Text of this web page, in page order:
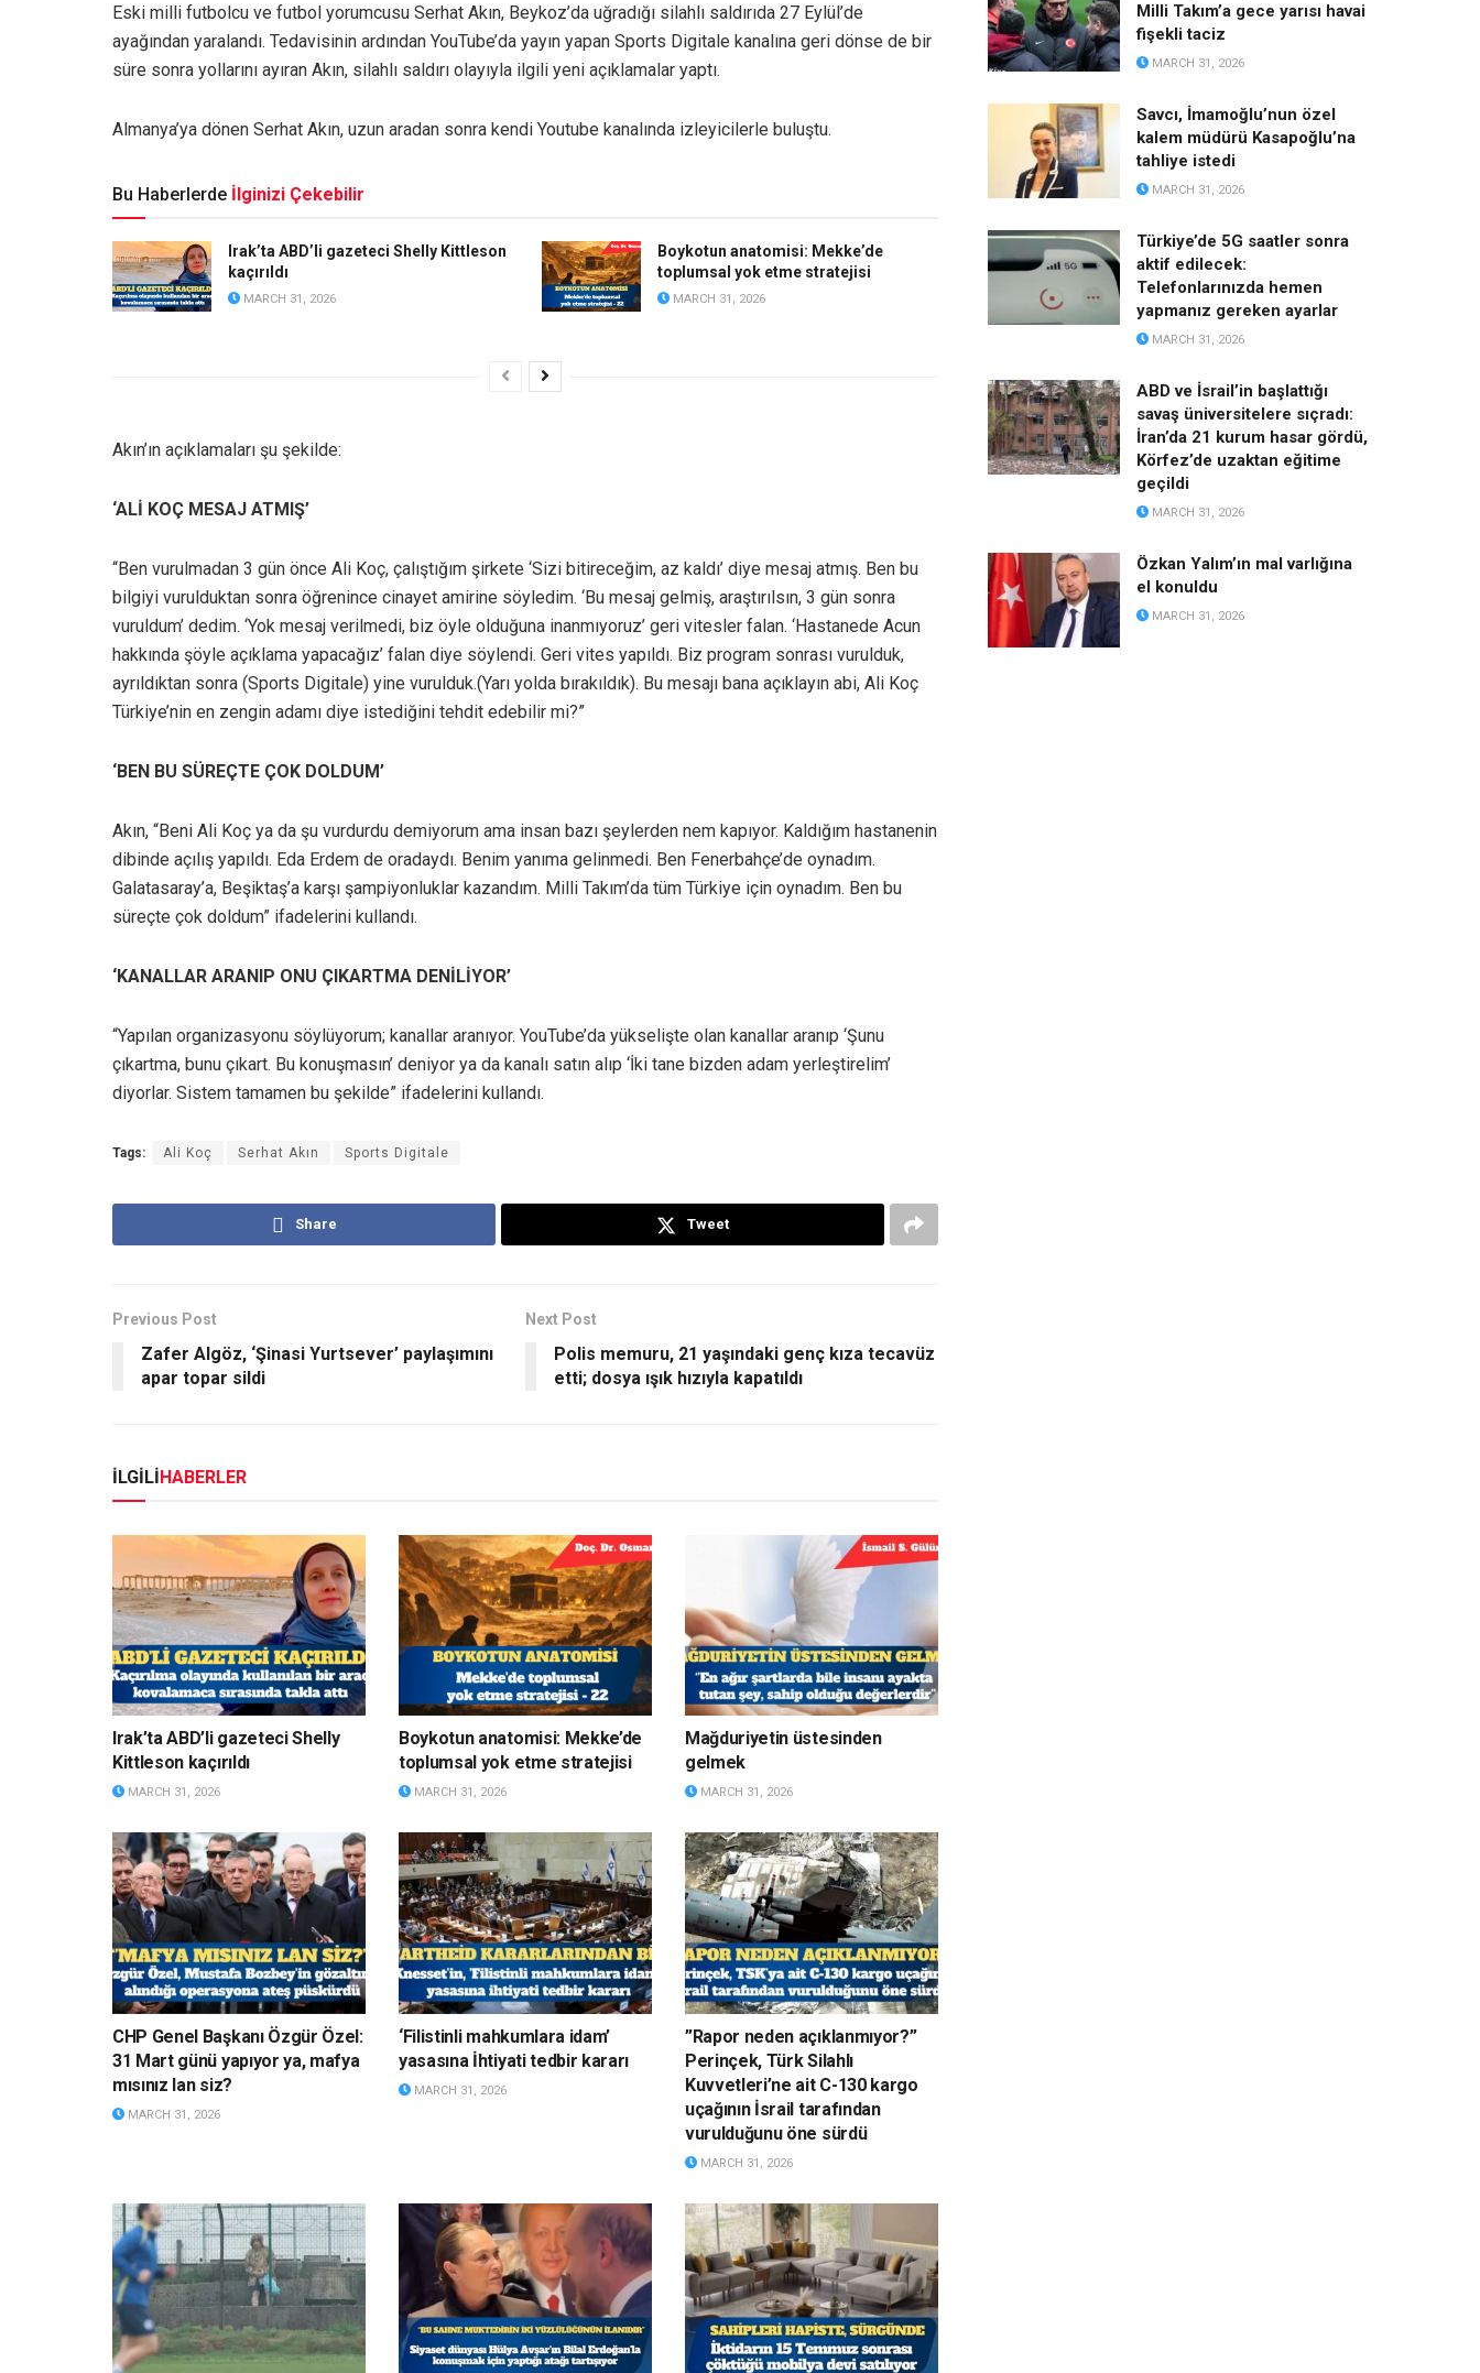
Eski milli futbolcu ve futbol yorumcusu Serhat Akın, Beykoz’da uğradığı silahlı saldırıda 27 Eylül’de
ayağından yaralandı. Tedavisinin ardından YouTube’da yayın yapan Sports Digitale kanalına geri dönse de bir
süre sonra yollarını ayıran Akın, silahlı saldırı olayıyla ilgili yeni açıklamalar yaptı.
Almanya’ya dönen Serhat Akın, uzun aradan sonra kendi Youtube kanalında izleyicilerle buluştu.
Bu Haberlerde İlginizi Çekebilir
Irak’ta ABD’li gazeteci Shelly Kittleson
kaçırıldı
MARCH 31, 2026
Boykotun anatomisi: Mekke’de
toplumsal yok etme stratejisi
MARCH 31, 2026
Akın’ın açıklamaları şu şekilde:
‘ALİ KOÇ MESAJ ATMIŞ’
“Ben vurulmadan 3 gün önce Ali Koç, çalıştığım şirkete ‘Sizi bitireceğim, az kaldı’ diye mesaj atmış. Ben bu
bilgiyi vurulduktan sonra öğrenince cinayet amirine söyledim. ‘Bu mesaj gelmiş, araştırılsın, 3 gün sonra
vuruldum’ dedim. ‘Yok mesaj verilmedi, biz öyle olduğuna inanmıyoruz’ geri vitesler falan. ‘Hastanede Acun
hakkında şöyle açıklama yapacağız’ falan diye söylendi. Geri vites yapıldı. Biz program sonrası vurulduk,
ayrıldıktan sonra (Sports Digitale) yine vurulduk.(Yarı yolda bırakıldık). Bu mesajı bana açıklayın abi, Ali Koç
Türkiye’nin en zengin adamı diye istediğini tehdit edebilir mi?”
‘BEN BU SÜREÇTE ÇOK DOLDUM’
Akın, “Beni Ali Koç ya da şu vurdurdu demiyorum ama insan bazı şeylerden nem kapıyor. Kaldığım hastanenin
dibinde açılış yapıldı. Eda Erdem de oradaydı. Benim yanıma gelinmedi. Ben Fenerbahçe’de oynadım.
Galatasaray’a, Beşiktaş’a karşı şampiyonluklar kazandım. Milli Takım’da tüm Türkiye için oynadım. Ben bu
süreçte çok doldum” ifadelerini kullandı.
‘KANALLAR ARANIP ONU ÇIKARTMA DENİLİYOR’
“Yapılan organizasyonu söylüyorum; kanallar aranıyor. YouTube’da yükselişte olan kanallar aranıp ‘Şunu
çıkartma, bunu çıkart. Bu konuşmasın’ deniyor ya da kanalı satın alıp ‘İki tane bizden adam yerleştirelim’
diyorlar. Sistem tamamen bu şekilde” ifadelerini kullandı.
Tags: Ali Koç Serhat Akın Sports Digitale
Share Tweet
Previous Post
Zafer Algöz, ‘Şinasi Yurtsever’ paylaşımını
apar topar sildi
Next Post
Polis memuru, 21 yaşındaki genç kıza tecavüz
etti; dosya ışık hızıyla kapatıldı
İLGİLİHABERLER
Irak’ta ABD’li gazeteci Shelly
Kittleson kaçırıldı
MARCH 31, 2026
Boykotun anatomisi: Mekke’de
toplumsal yok etme stratejisi
MARCH 31, 2026
Mağduriyetin üstesinden
gelmek
MARCH 31, 2026
CHP Genel Başkanı Özgür Özel:
31 Mart günü yapıyor ya, mafya
mısınız lan siz?
MARCH 31, 2026
‘Filistinli mahkumlara idam’
yasasına İhtiyati tedbir kararı
MARCH 31, 2026
”Rapor neden açıklanmıyor?”
Perinçek, Türk Silahlı
Kuvvetleri’ne ait C-130 kargo
uçağının İsrail tarafından
vurulduğunu öne sürdü
MARCH 31, 2026
Milli Takım’a gece yarısı havai
fişekli taciz
MARCH 31, 2026
Savcı, İmamoğlu’nun özel
kalem müdürü Kasapoğlu’na
tahliye istedi
MARCH 31, 2026
Türkiye’de 5G saatler sonra
aktif edilecek:
Telefonlarınızda hemen
yapmanız gereken ayarlar
MARCH 31, 2026
ABD ve İsrail’in başlattığı
savaş üniversitelere sıçradı:
İran’da 21 kurum hasar gördü,
Körfez’de uzaktan eğitime
geçildi
MARCH 31, 2026
Özkan Yalım’ın mal varlığına
el konuldu
MARCH 31, 2026